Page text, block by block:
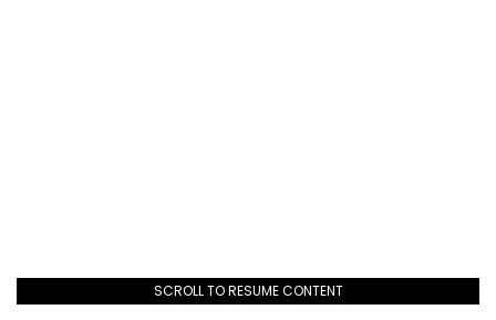
SCROLL TO RESUME CONTENT